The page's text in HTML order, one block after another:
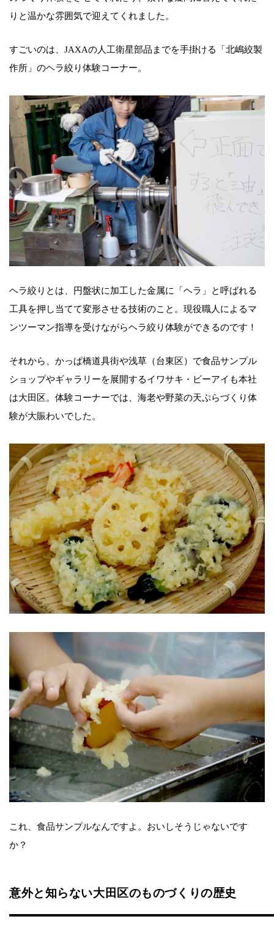
りと温かな雰囲気で迎えてくれました。
すごいのは、JAXAの人工衛星部品までを手掛ける「北嶋絞製
作所」のヘラ絞り体験コーナー。
ヘラ絞りとは、円盤状に加工した金属に「ヘラ」と呼ばれる
工具を押し当てて変形させる技術のこと。現役職人によるマ
ンツーマン指導を受けながらヘラ絞り体験ができるのです！
それから、かっぱ橋道具街や浅草（台東区）で食品サンプル
ショップやギャラリーを展開するイワサキ・ビーアイも本社
は大田区。体験コーナーでは、海老や野菜の天ぷらづくり体
験が大賑わいでした。
これ、食品サンプルなんですよ。おいしそうじゃないです
か？
意外と知らない大田区のものづくりの歴史